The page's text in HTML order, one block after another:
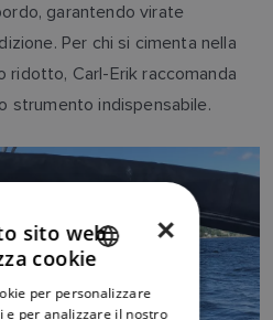
garantendo virate
Per chi si cimenta nella
ridotto, Carl-Erik raccomanda
strumento indispensabile.
ENGLISH
FRENCH
×
sito web
cookie
per personalizzare
e per analizzare il nostro